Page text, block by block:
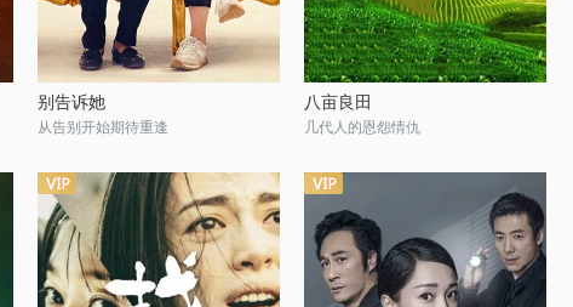
别告诉她
从告别开始期待重逢
八亩良田
几代人的恩怨情仇